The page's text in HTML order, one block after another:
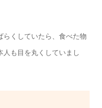
くしていたら、食べた物
も目を丸くしていまし